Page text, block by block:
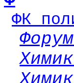
ФК